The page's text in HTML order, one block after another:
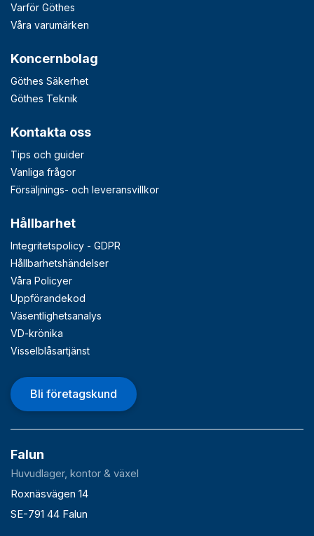
Varför Göthes
Våra varumärken
Koncernbolag
Göthes Säkerhet
Göthes Teknik
Kontakta oss
Tips och guider
Vanliga frågor
Försäljnings- och leveransvillkor
Hållbarhet
Integritetspolicy - GDPR
Hållbarhetshändelser
Våra Policyer
Uppförandekod
Väsentlighetsanalys
VD-krönika
Visselblåsartjänst
Bli företagskund
Falun
Huvudlager, kontor & växel
Roxnäsvägen 14
SE-791 44 Falun